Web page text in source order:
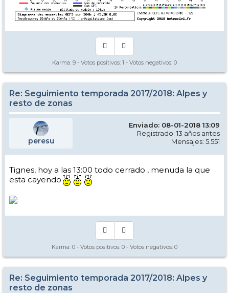
Karma: 9 - Votos positivos: 1 - Votos negativos: 0
Re: Seguimiento temporada 2017/2018: Alpes y
resto de zonas
peresu
Enviado: 08-01-2018 13:09
Registrado: 13 años antes
Mensajes: 5.551
Tignes, hoy a las 13:00 todo cerrado , menuda la que
esta cayendo
Karma: 0 - Votos positivos: 0 - Votos negativos: 0
Re: Seguimiento temporada 2017/2018: Alpes y
resto de zonas